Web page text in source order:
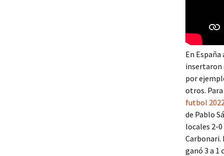
En
insertaron
por
otros.
futbol
de Pablo
locales 2-
Carbonari.
ganó 3 a 1